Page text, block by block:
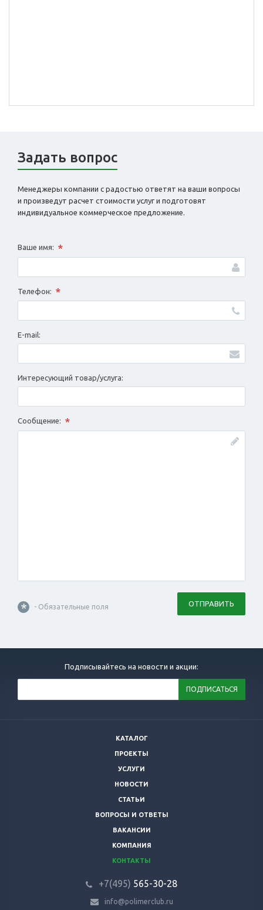
Задать вопрос
Менеджеры компании с радостью ответят на ваши вопросы
и произведут расчет стоимости услуг и подготовят
индивидуальное коммерческое предложение.
Ваше имя: *
Телефон: *
E-mail:
Интересующий товар/услуга:
Сообщение: *
* - Обязательные поля ОТПРАВИТЬ
Подписывайтесь на новости и акции:
КАТАЛОГ
ПРОЕКТЫ
УСЛУГИ
НОВОСТИ
СТАТЬИ
ВОПРОСЫ И ОТВЕТЫ
ВАКАНСИИ
КОМПАНИЯ
КОНТАКТЫ
+7(495) 565-30-28
info@polimerclub.ru